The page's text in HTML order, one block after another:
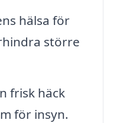
hälsa för
större
frisk häck
för insyn.